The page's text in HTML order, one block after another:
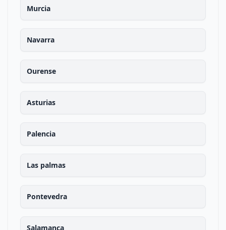
Murcia
Navarra
Ourense
Asturias
Palencia
Las palmas
Pontevedra
Salamanca